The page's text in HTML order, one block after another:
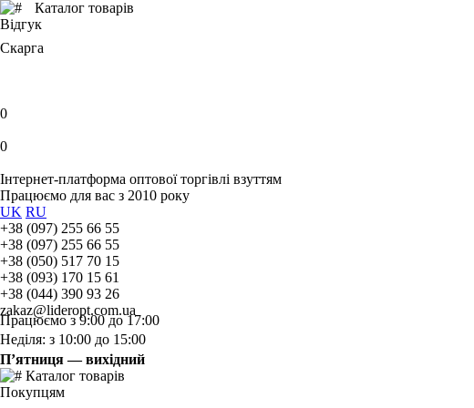
Каталог товарів
Відгук
Скарга
0
0
Інтернет-платформа оптової торгівлі взуттям
Працюємо для вас з 2010 року
UK RU
+38 (097) 255 66 55
+38 (097) 255 66 55
+38 (050) 517 70 15
+38 (093) 170 15 61
+38 (044) 390 93 26
zakaz@lideropt.com.ua
Працюємо з 9:00 до 17:00
Неділя: з 10:00 до 15:00
П’ятниця — вихідний
Каталог товарів
Покупцям